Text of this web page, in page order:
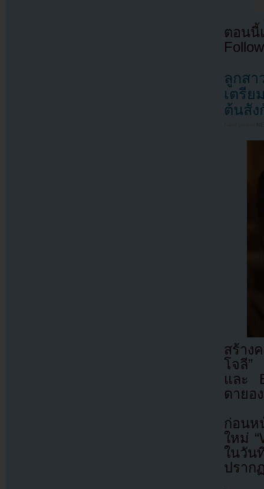
ตอนนี้
ลูกสา
เตรีย
ต้นสัง
สร้าง
โจลี”
และ
ดายอ
ก่อนห
ใหม่
ในวัน
ปราก